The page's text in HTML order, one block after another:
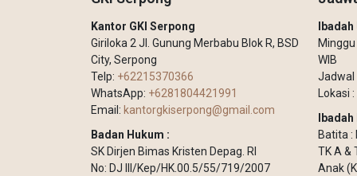
Kantor GKI Serpong
Giriloka 2 Jl. Gunung Merbabu Blok R, BSD
City, Serpong
Telp: +62215370366
WhatsApp: +6281804421991
Email: kantorgkiserpong@gmail.com
Badan Hukum :
SK Dirjen Bimas Kristen Depag. RI
No: DJ III/Kep/HK.00.5/55/719/2007
WIB
Jadwal
Lokasi :
Batita :
TK A &
Anak